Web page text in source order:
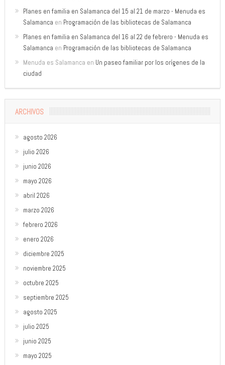
Planes en familia en Salamanca del 15 al 21 de marzo - Menuda es
Salamanca en Programación de las bibliotecas de Salamanca
Planes en familia en Salamanca del 16 al 22 de febrero - Menuda es
Salamanca en Programación de las bibliotecas de Salamanca
Menuda es Salamanca en Un paseo familiar por los orígenes de la
ciudad
ARCHIVOS
agosto 2026
julio 2026
junio 2026
mayo 2026
abril 2026
marzo 2026
febrero 2026
enero 2026
diciembre 2025
noviembre 2025
octubre 2025
septiembre 2025
agosto 2025
julio 2025
junio 2025
mayo 2025